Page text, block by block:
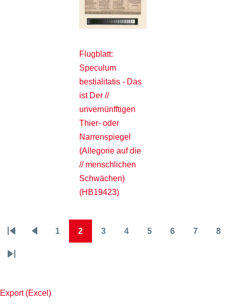
Flugblatt:
Speculum
bestialitatis - Das
ist Der //
unvernünfftigen
Thier- oder
Narrenspiegel
(Allegorie auf die
// menschlichen
Schwächen)
(HB19423)
Seitennummerierung
Seite
1 2 3 4 5 6 7 8
Letzte
Export (Excel)